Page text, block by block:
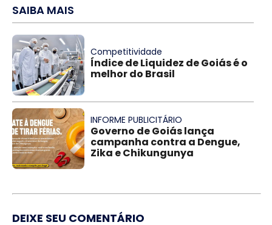
SAIBA MAIS
Competitividade
Índice de Liquidez de Goiás é o
melhor do Brasil
INFORME PUBLICITÁRIO
Governo de Goiás lança
campanha contra a Dengue,
Zika e Chikungunya
DEIXE SEU COMENTÁRIO